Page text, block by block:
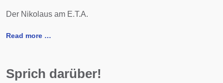
Der Nikolaus am E.T.A.
Read more …
Sprich darüber!